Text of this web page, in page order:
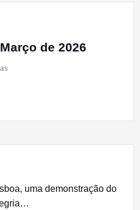
de 2026
uma demonstração do